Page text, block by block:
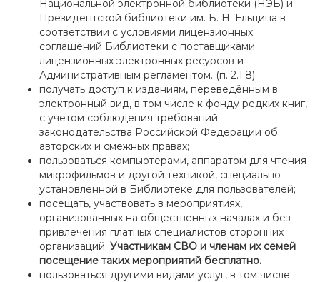
Национальной электронной библиотеки (НЭБ) и
Президентской библиотеки им. Б. Н. Ельцина в
соответствии с условиями лицензионных
соглашений Библиотеки с поставщиками
лицензионных электронных ресурсов и
Административным регламентом. (п. 2.1.8).
получать доступ к изданиям, переведённым в
электронный вид, в том числе к фонду редких книг,
с учётом соблюдения требований
законодательства Российской Федерации об
авторских и смежных правах;
пользоваться компьютерами, аппаратом для чтения
микрофильмов и другой техникой, специально
установленной в Библиотеке для пользователей;
посещать, участвовать в мероприятиях,
организованных на общественных началах и без
привлечения платных специалистов сторонних
организаций. Участникам СВО и членам их семей
посещение таких мероприятий бесплатно.
пользоваться другими видами услуг, в том числе